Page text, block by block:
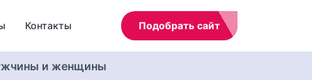
Контакты Подобрать сайт
и женщины